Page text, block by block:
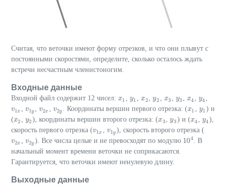
Считая, что веточки имеют форму отрезков, и что они плывут с
постоянными скоростями, определите, сколько осталось ждать
встречи несчастным членистоногим.
Входные данные
Входной файл содержит 12 чисел: x1
x1 ,y1
y1 ,x2
x2,y2
y2 , x3
x3 , y3
y3 , x4
x4 ,y4
y4 ,
v1x
v1x , v1y
v1y, v2x
v2x , v2y
v2y. Координаты вершин первого отрезка: (x1
x1 , y1
y1 ) и
(x2
x2 ,y2
y2), координаты вершин второго отрезка: (x3
x3,y3
y3) и (x4
x4 , y4
y4 ),
скорость первого отрезка (v1x
v1x , v1y
v1y), скорость второго отрезка (
v2x
v2x , v2y
v2y). Все числа целые и не превосходят по модулю 104
104. В
начальный момент времени веточки не соприкасаются.
Гарантируется, что веточки имеют ненулевую длину.
Выходные данные